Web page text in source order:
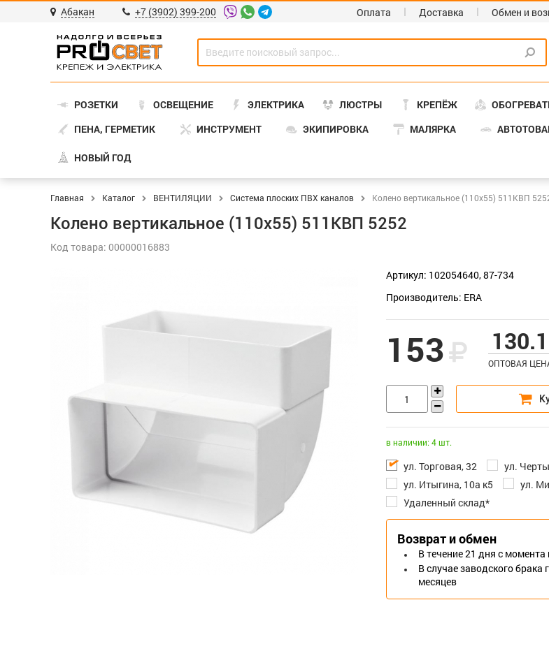
Абакан +7 (3902) 399-200 Оплата Доставка Обмен и
РОЗЕТКИ ОСВЕЩЕНИЕ ЭЛЕКТРИКА ЛЮСТРЫ КРЕПЁЖ
ПЕНА, ГЕРМЕТИК
ИНСТРУМЕНТ ЭКИПИРОВКА МАЛЯРКА
НОВЫЙ ГОД
Главная Каталог ВЕНТИЛЯЦИИ Система плоских ПВХ каналов Колено вертикальное (110х55) 511КВП
Колено вертикальное (110х55) 511КВП 5252
Код товара: 00000016883
Артикул: 102054640, 87-734
Производитель: ERA
153 130.1
ОПТОВАЯ
в наличии: 4 шт.
ул. Торговая, 32
ул.
ул. Итыгина, 10а к5
ул.
Удаленный склад*
Возврат и обмен
В течение 21 дня с момента
В случае заводского брака
месяцев